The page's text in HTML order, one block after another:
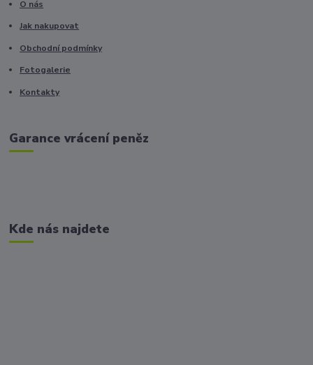
O nás
Jak nakupovat
Obchodní podmínky
Fotogalerie
Kontakty
Garance vrácení peněz
Kde nás najdete